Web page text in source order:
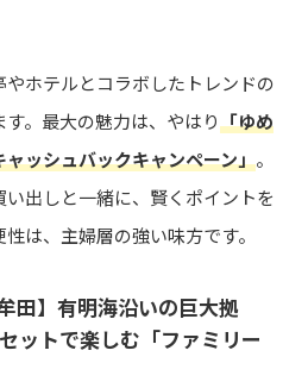
ホテルとコラボしたトレンドの
。最大の魅力は、やはり「ゆめ
ッシュバックキャンペーン」。
出しと一緒に、賢くポイントを
は、主婦層の強い味方です。
田】有明海沿いの巨大拠
ットで楽しむ「ファミリー